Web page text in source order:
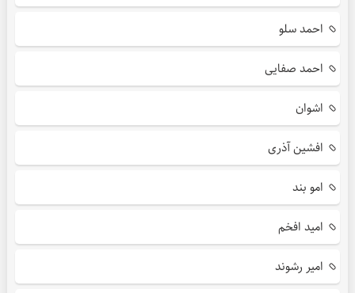
احمد سلو
احمد صفایی
اشوان
افشین آذری
امو بند
امید افخم
امیر رشوند